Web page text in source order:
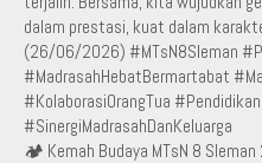
🏕️ Kemah Budaya MTsN 8